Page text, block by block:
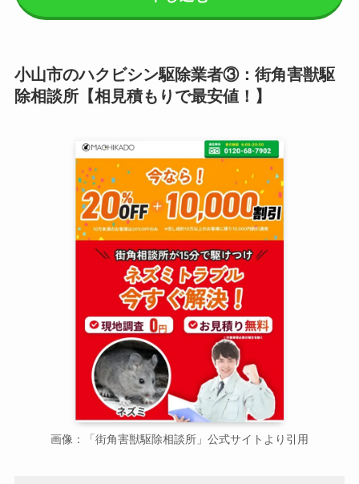
小山市のハクビシン駆除業者③：街角害獣駆
除相談所【相見積もりで最安値！】
画像：「街角害獣駆除相談所」公式サイトより引用